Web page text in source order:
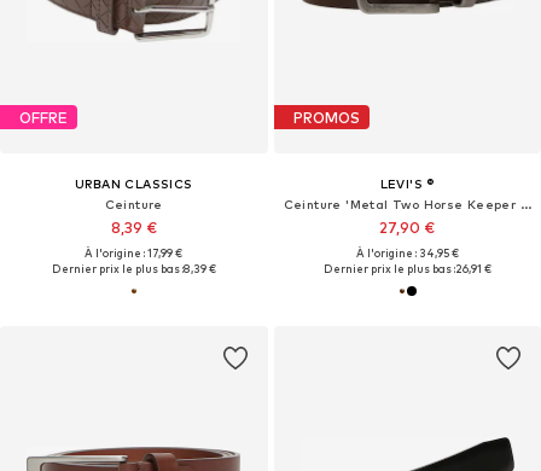
OFFRE
URBAN CLASSICS
Ceinture
8,39 €
À l'origine : 17,99 €
Dernier prix le plus bas :8,39 €
PROMOS
LEVI'S ®
Ceinture 'Metal Two Horse Keeper Belt'
27,90 €
À l'origine : 34,95 €
Dernier prix le plus bas :26,91 €